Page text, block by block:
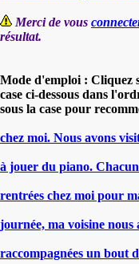
Merci de vous
résultat.
Mode d'emploi : Cliquez
case ci-dessous dans
sous la case pour
chez moi. Nous avons
à jouer du piano.
rentrées chez moi pour
journée, ma voisine nous
raccompagnées un bout